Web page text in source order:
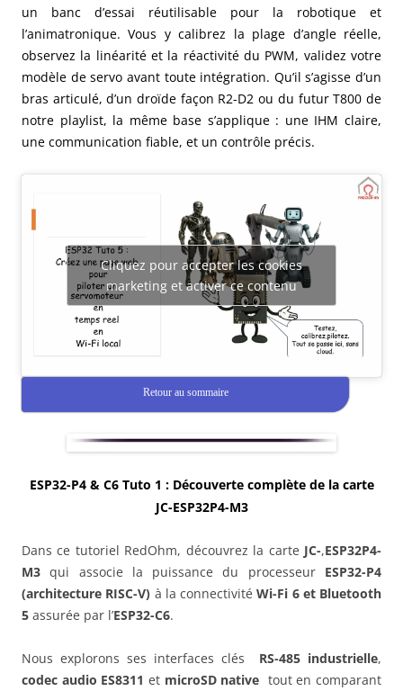
un banc d’essai réutilisable pour la robotique et
l’animatronique. Vous y calibrez la plage d’angle réelle,
observez la linéarité et la réactivité du PWM, validez votre
modèle de servo avant toute intégration. Qu’il s’agisse d’un
bras articulé, d’un droïde façon R2-D2 ou du futur T800 de
notre playlist, la même base s’applique : une IHM claire,
une communication fiable, et un contrôle précis.
Cliquez pour accepter les cookies
marketing et activer ce contenu
Retour au sommaire
ESP32-P4 & C6 Tuto 1 : Découverte complète de la carte
JC-ESP32P4-M3
Dans ce tutoriel RedOhm, découvrez la carte JC-,ESP32P4-
M3 qui associe la puissance du processeur ESP32-P4
(architecture RISC-V) à la connectivitéWi-Fi 6 et Bluetooth
5 assurée par l’ESP32-C6.
Nous explorons ses interfaces clés RS-485 industrielle,
codec audio ES8311 et microSD native tout en comparant